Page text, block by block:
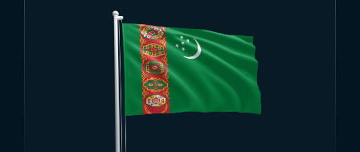
Drapeau du Turkménistan
Type de tissu et
impression: